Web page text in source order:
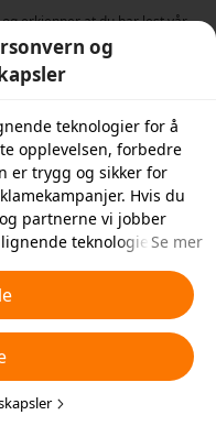
og erkjenner at du har lest vår
.
og
teknologier for å
opplevelsen, forbedre
er trygg og sikker for
Hvis du
partnerne vi jobber
teknologier på
nødvendige, eller velge
å godta eller
se våre
og lignende teknologier
Se mer